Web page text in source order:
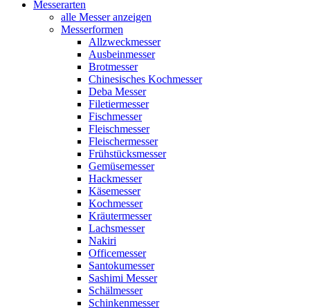
Messerarten
alle Messer anzeigen
Messerformen
Allzweckmesser
Ausbeinmesser
Brotmesser
Chinesisches Kochmesser
Deba Messer
Filetiermesser
Fischmesser
Fleischmesser
Fleischermesser
Frühstücksmesser
Gemüsemesser
Hackmesser
Käsemesser
Kochmesser
Kräutermesser
Lachsmesser
Nakiri
Officemesser
Santokumesser
Sashimi Messer
Schälmesser
Schinkenmesser